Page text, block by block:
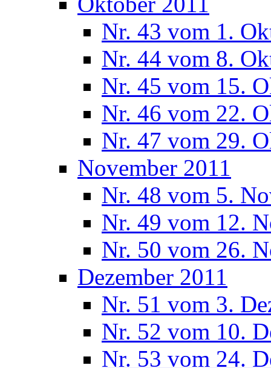
Nr. 43 vom 1.
Nr. 44 vom 8.
Nr. 45 vom 15.
Nr. 46 vom 22.
Nr. 47 vom 29.
November 2011
Nr. 48 vom 5.
Nr. 49 vom 12.
Nr. 50 vom 26.
Dezember 2011
Nr. 51 vom 3.
Nr. 52 vom 10.
Nr. 53 vom 24.